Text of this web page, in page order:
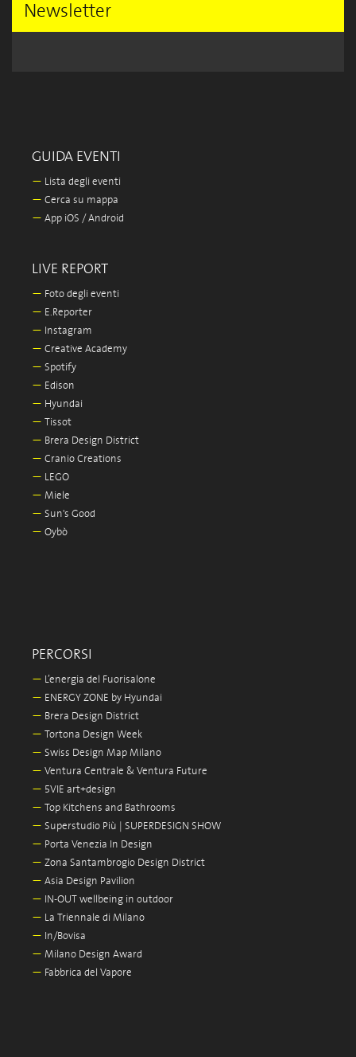
Newsletter
GUIDA EVENTI
— Lista degli eventi
— Cerca su mappa
— App iOS / Android
LIVE REPORT
— Foto degli eventi
— E.Reporter
— Instagram
— Creative Academy
— Spotify
— Edison
— Hyundai
— Tissot
— Brera Design District
— Cranio Creations
— LEGO
— Miele
— Sun's Good
— Oybò
PERCORSI
— L’energia del Fuorisalone
— ENERGY ZONE by Hyundai
— Brera Design District
— Tortona Design Week
— Swiss Design Map Milano
— Ventura Centrale & Ventura Future
— 5VIE art+design
— Top Kitchens and Bathrooms
— Superstudio Più | SUPERDESIGN SHOW
— Porta Venezia In Design
— Zona Santambrogio Design District
— Asia Design Pavilion
— IN-OUT wellbeing in outdoor
— La Triennale di Milano
— In/Bovisa
— Milano Design Award
— Fabbrica del Vapore